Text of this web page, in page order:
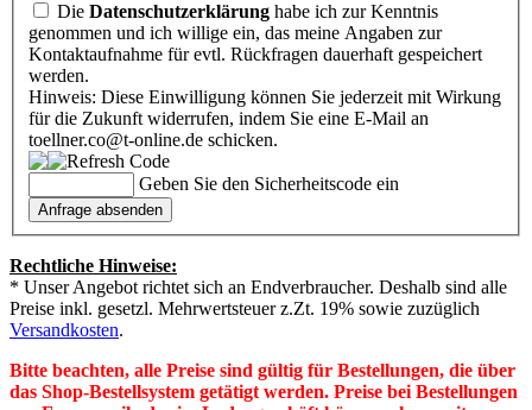
Die Datenschutzerklärung habe ich zur Kenntnis
genommen und ich willige ein, das meine Angaben zur
Kontaktaufnahme für evtl. Rückfragen dauerhaft gespeichert
werden.
Hinweis: Diese Einwilligung können Sie jederzeit mit Wirkung
für die Zukunft widerrufen, indem Sie eine E-Mail an
toellner.co@t-online.de schicken.
Geben Sie den Sicherheitscode ein
Rechtliche Hinweise:
* Unser Angebot richtet sich an Endverbraucher. Deshalb sind alle
Preise inkl. gesetzl. Mehrwertsteuer z.Zt. 19% sowie zuzüglich
Versandkosten.
Bitte beachten, alle Preise sind gültig für Bestellungen, die über
das Shop-Bestellsystem getätigt werden. Preise bei Bestellungen